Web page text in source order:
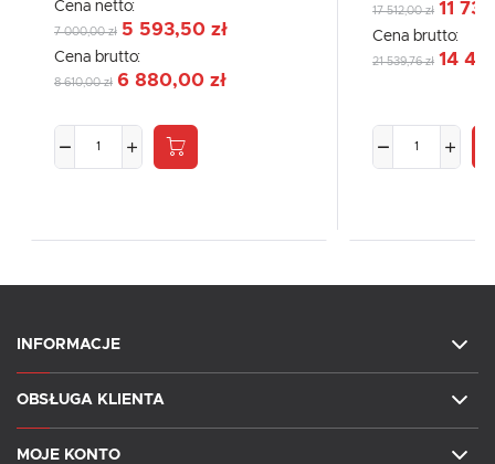
Cena netto:
7 000,00 zł 5 593,50 zł
Cena brutto:
8 610,00 zł 6 880,00 zł
17 512,00 zł 11
Cena brutto:
21 539,76 zł 14
INFORMACJE
OBSŁUGA KLIENTA
MOJE KONTO